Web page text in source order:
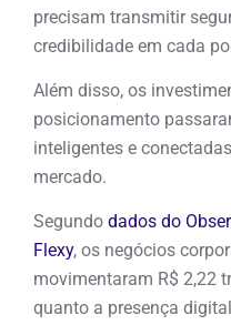
precisam transmitir
credibilidade em cada
Além disso, os
posicionamento
inteligentes e
mercado.
Segundo dados do
Flexy, os negócios
movimentaram R$ 2,22
quanto a presença